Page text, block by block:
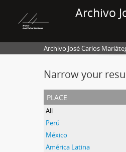
Archivo
Archivo José Carlos
Narrow your
place
All
Perú
México
América Latina